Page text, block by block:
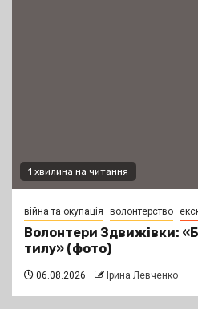
1 хвилина на читання
війна та окупація волонтерство
Волонтери Здвижівки:
тилу» (фото)
06.08.2026 Ірина Левченко